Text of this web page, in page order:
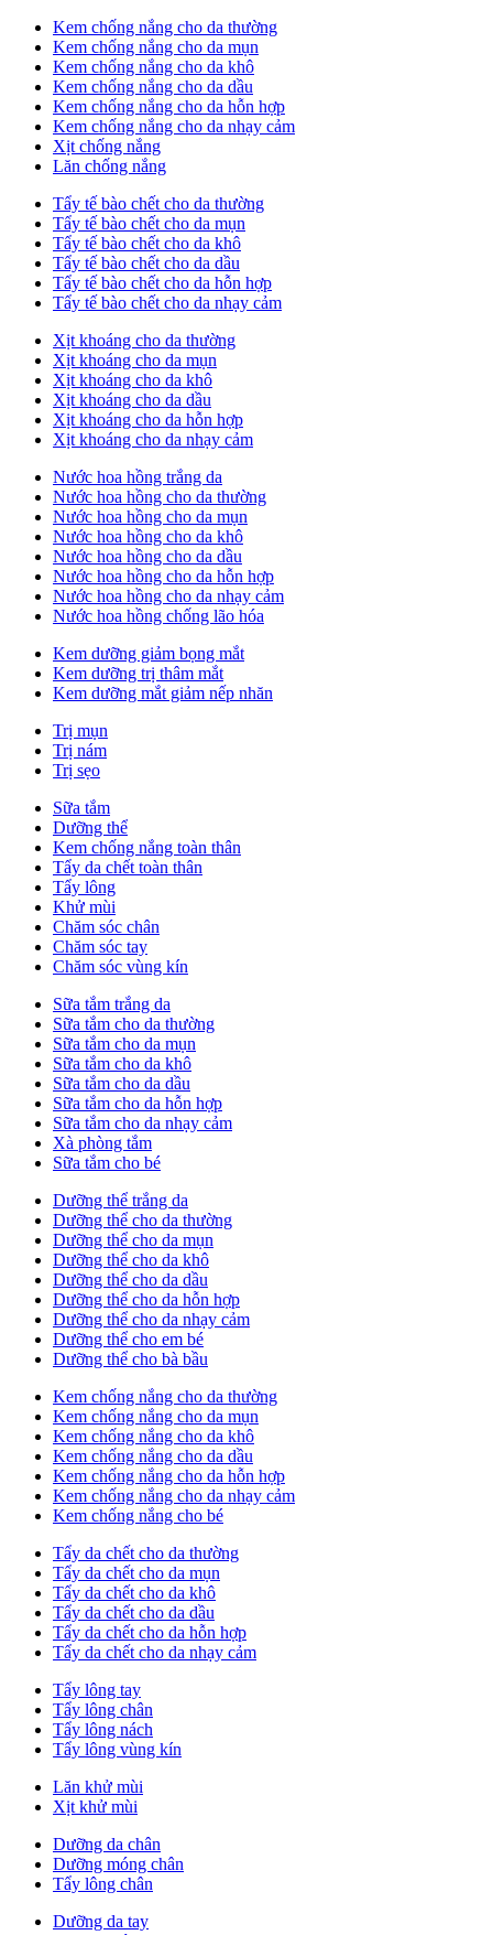
Kem chống nắng cho da thường
Kem chống nắng cho da mụn
Kem chống nắng cho da khô
Kem chống nắng cho da dầu
Kem chống nắng cho da hỗn hợp
Kem chống nắng cho da nhạy cảm
Xịt chống nắng
Lăn chống nắng
Tẩy tế bào chết cho da thường
Tẩy tế bào chết cho da mụn
Tẩy tế bào chết cho da khô
Tẩy tế bào chết cho da dầu
Tẩy tế bào chết cho da hỗn hợp
Tẩy tế bào chết cho da nhạy cảm
Xịt khoáng cho da thường
Xịt khoáng cho da mụn
Xịt khoáng cho da khô
Xịt khoáng cho da dầu
Xịt khoáng cho da hỗn hợp
Xịt khoáng cho da nhạy cảm
Nước hoa hồng trắng da
Nước hoa hồng cho da thường
Nước hoa hồng cho da mụn
Nước hoa hồng cho da khô
Nước hoa hồng cho da dầu
Nước hoa hồng cho da hỗn hợp
Nước hoa hồng cho da nhạy cảm
Nước hoa hồng chống lão hóa
Kem dưỡng giảm bọng mắt
Kem dưỡng trị thâm mắt
Kem dưỡng mắt giảm nếp nhăn
Trị mụn
Trị nám
Trị sẹo
Sữa tắm
Dưỡng thể
Kem chống nắng toàn thân
Tẩy da chết toàn thân
Tẩy lông
Khử mùi
Chăm sóc chân
Chăm sóc tay
Chăm sóc vùng kín
Sữa tắm trắng da
Sữa tắm cho da thường
Sữa tắm cho da mụn
Sữa tắm cho da khô
Sữa tắm cho da dầu
Sữa tắm cho da hỗn hợp
Sữa tắm cho da nhạy cảm
Xà phòng tắm
Sữa tắm cho bé
Dưỡng thể trắng da
Dưỡng thể cho da thường
Dưỡng thể cho da mụn
Dưỡng thể cho da khô
Dưỡng thể cho da dầu
Dưỡng thể cho da hỗn hợp
Dưỡng thể cho da nhạy cảm
Dưỡng thể cho em bé
Dưỡng thể cho bà bầu
Kem chống nắng cho da thường
Kem chống nắng cho da mụn
Kem chống nắng cho da khô
Kem chống nắng cho da dầu
Kem chống nắng cho da hỗn hợp
Kem chống nắng cho da nhạy cảm
Kem chống nắng cho bé
Tẩy da chết cho da thường
Tẩy da chết cho da mụn
Tẩy da chết cho da khô
Tẩy da chết cho da dầu
Tẩy da chết cho da hỗn hợp
Tẩy da chết cho da nhạy cảm
Tẩy lông tay
Tẩy lông chân
Tẩy lông nách
Tẩy lông vùng kín
Lăn khử mùi
Xịt khử mùi
Dưỡng da chân
Dưỡng móng chân
Tẩy lông chân
Dưỡng da tay